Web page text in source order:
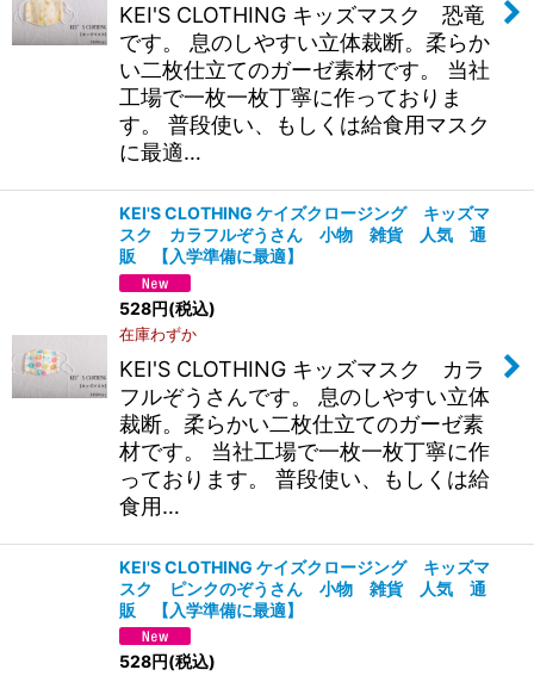
KEI'S CLOTHING キッズマスク 恐竜
です。 息のしやすい立体裁断。柔らか
い二枚仕立てのガーゼ素材です。 当社
工場で一枚一枚丁寧に作っておりま
す。 普段使い、もしくは給食用マスク
に最適…
KEI'S CLOTHING ケイズクロージング キッズマ
スク カラフルぞうさん 小物 雑貨 人気 通
販 【入学準備に最適】
528円(税込)
在庫わずか
KEI'S CLOTHING キッズマスク カラ
フルぞうさんです。 息のしやすい立体
裁断。柔らかい二枚仕立てのガーゼ素
材です。 当社工場で一枚一枚丁寧に作
っております。 普段使い、もしくは給
食用…
KEI'S CLOTHING ケイズクロージング キッズマ
スク ピンクのぞうさん 小物 雑貨 人気 通
販 【入学準備に最適】
528円(税込)